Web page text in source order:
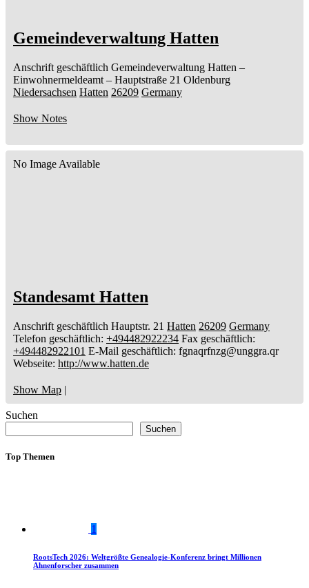
Gemeindeverwaltung Hatten
Anschrift geschäftlich Gemeindeverwaltung Hatten –
Einwohnermeldeamt – Hauptstraße 21 Oldenburg
Niedersachsen Hatten 26209 Germany
Show Notes
No Image Available
Standesamt Hatten
Anschrift geschäftlich Hauptstr. 21 Hatten 26209 Germany
Telefon geschäftlich: +494482922234 Fax geschäftlich:
+494482922101 E-Mail geschäftlich: fgnaqrfnzg@unggra.qr
Webseite: http://www.hatten.de
Show Map |
Suchen
Suchen
Top Themen
1
RootsTech 2026: Weltgrößte Genealogie-Konferenz bringt Millionen
Ahnenforscher zusammen